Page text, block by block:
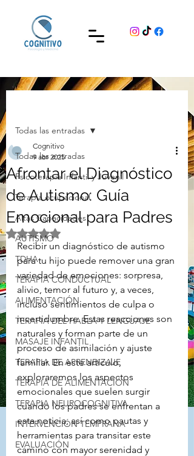
Todas las entradas
Psicoterapia Infantil y Juvenil
Terapia ocupacional
Altas Capacidades
AUTISMO
TDHA
TERAPIA CONDUCTUAL
ALIMENTACIÓN
TERAPIA DEL HABLA Y LENGUAJE
MASAJE INFANTIL
TERAPIA DE APRENDIZAJE
TERAPIA DE ALIMENTACIÓN
TERAPIA NEUROCOGNITIVA
INTERVENCIÓN TEMPRANA
EVALUACIÓN
Todas las entradas
Afrontar el Diagnóstico
de Autismo: Guía
Emocional para Padres
Cognitivo
9 abr 2025
Obtuvo NaN de 5 estrellas.
Recibir un diagnóstico de autismo
para tu hijo puede remover una gran
variedad de emociones: sorpresa,
alivio, temor al futuro y, a veces,
incluso sentimientos de culpa o
incertidumbre. Estas reacciones son
naturales y forman parte de un
proceso de asimilación y ajuste
familiar. En este artículo,
exploraremos los aspectos
emocionales que suelen surgir
cuando los padres se enfrentan a
esta noticia, así como pautas y
herramientas para transitar este
camino con mayor serenidad y